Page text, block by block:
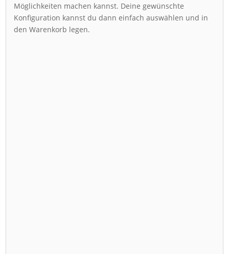
Möglichkeiten machen kannst. Deine gewünschte
Konfiguration kannst du dann einfach auswählen und in
den Warenkorb legen.